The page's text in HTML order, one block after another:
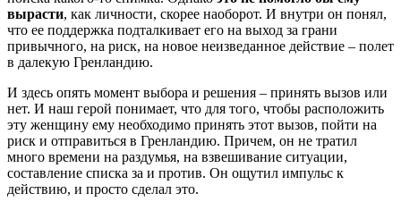
вырасти, как личности, скорее наоборот. И внутри он понял,
что ее поддержка подталкивает его на выход за грани
привычного, на риск, на новое неизведанное действие – полет
в далекую Гренландию.
И здесь опять момент выбора и решения – принять вызов или
нет. И наш герой понимает, что для того, чтобы расположить
эту женщину ему необходимо принять этот вызов, пойти на
риск и отправиться в Гренландию. Причем, он не тратил
много времени на раздумья, на взвешивание ситуации,
составление списка за и против. Он ощутил импульс к
действию, и просто сделал это.